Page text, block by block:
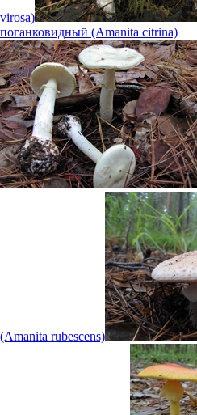
virosa)
поганковидный (Amanita citrina)
(Amanita rubescens)